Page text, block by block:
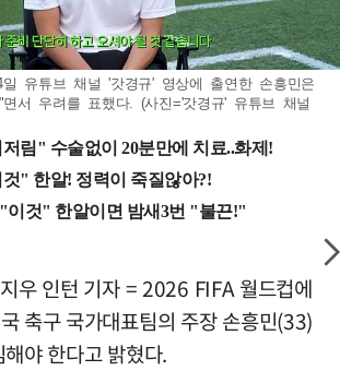
유튜브 채널 '갓경규' 영상에 출연한 손흥민은
서 우려를 표했다. (사진='갓경규' 유튜브 채널
우 인턴 기자 = 2026 FIFA 월드컵에
축구 국가대표팀의 주장 손흥민(33)
야 한다고 밝혔다.